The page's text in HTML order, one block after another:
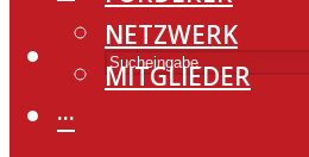
NETZWERK
MITGLIEDER
···